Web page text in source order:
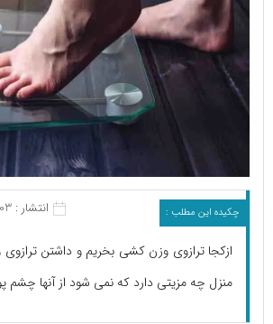
چکیده این مطلب : انتشار : 1400/06/03
ازکجا ترازوی وزن کشی بخریم و داشتن
منزل چه مزیتی دارد که نمی شود از آنها چشم